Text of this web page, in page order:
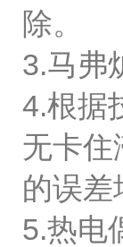
除。
3.马弗
4.根据
无卡住
的误差
5.热电